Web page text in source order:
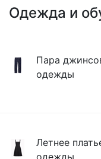
Одежда и
Пара
одежды
Летнее
одежды